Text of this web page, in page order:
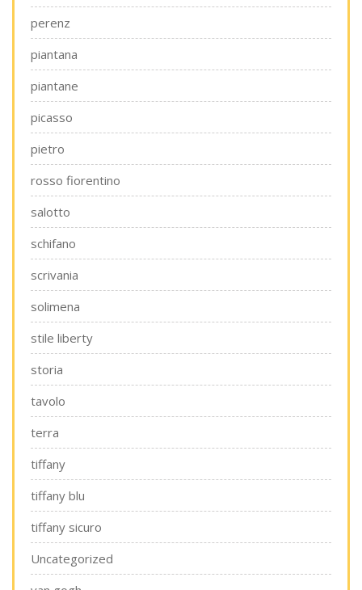
perenz
piantana
piantane
picasso
pietro
rosso fiorentino
salotto
schifano
scrivania
solimena
stile liberty
storia
tavolo
terra
tiffany
tiffany blu
tiffany sicuro
Uncategorized